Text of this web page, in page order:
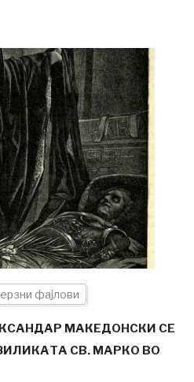
фајлови
МАКЕДОНСКИ СЕ
СВ. МАРКО ВО